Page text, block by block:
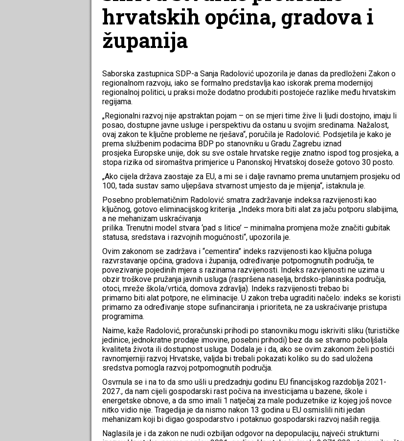
hrvatskih općina, gradova i
županija
Saborska zastupnica SDP-a Sanja Radolović upozorila je danas da predloženi Zakon o
regionalnom razvoju, iako se formalno predstavlja kao iskorak prema modernijoj
regionalnoj politici, u praksi može dodatno produbiti postojeće razlike među hrvatskim
regijama.
„Regionalni razvoj nije apstraktan pojam – on se mjeri time žive li ljudi dostojno, imaju li
posao, dostupne javne usluge i perspektivu da ostanu u svojim sredinama. Nažalost,
ovaj zakon te ključne probleme ne rješava“, poručila je Radolović. Podsjetila je kako je
prema službenim podacima BDP po stanovniku u Gradu Zagrebu iznad
prosjeka Europske unije, dok su sve ostale hrvatske regije znatno ispod tog prosjeka, a
stopa rizika od siromaštva primjerice u Panonskoj Hrvatskoj doseže gotovo 30 posto.
„Ako cijela država zaostaje za EU, a mi se i dalje ravnamo prema unutarnjem prosjeku od
100, tada sustav samo uljepšava stvarnost umjesto da je mijenja“, istaknula je.
Posebno problematičnim Radolović smatra zadržavanje indeksa razvijenosti kao
ključnog, gotovo eliminacijskog kriterija. „Indeks mora biti alat za jaču potporu slabijima,
a ne mehanizam uskraćivanja
prilika. Trenutni model stvara ‘pad s litice’ – minimalna promjena može značiti gubitak
statusa, sredstava i razvojnih mogućnosti“, upozorila je.
Ovim zakonom se zadržava i “cementira” indeks razvijenosti kao ključna poluga
razvrstavanje općina, gradova i županija, određivanje potpomognutih područja, te
povezivanje pojedinih mjera s razinama razvijenosti. Indeks razvijenosti ne uzima u
obzir troškove pružanja javnih usluga (raspršena naselja, brdsko-planinska područja,
otoci, mreže škola/vrtića, domova zdravlja). Indeks razvijenosti trebao bi
primarno biti alat potpore, ne eliminacije. U zakon treba ugraditi načelo: indeks se koristi
primarno za određivanje stope sufinanciranja i prioriteta, ne za uskraćivanje pristupa
programima.
Naime, kaže Radolović, proračunski prihodi po stanovniku mogu iskriviti sliku (turističke
jedinice, jednokratne prodaje imovine, posebni prihodi) bez da se stvarno poboljšala
kvaliteta života ili dostupnost usluga. Dodala je i da, ako se ovim zakonom želi postići
ravnomjerniji razvoj Hrvatske, valjda bi trebali pokazati koliko su do sad uložena
sredstva pomogla razvoj potpomognutih područja.
Osvrnula se i na to da smo ušli u predzadnju godinu EU financijskog razdoblja 2021-
2027., da nam cijeli gospodarski rast počiva na investicijama u bazene, škole i
energetske obnove, a da smo imali 1 natječaj za male poduzetnike iz kojeg još novce
nitko vidio nije. Tragedija je da nismo nakon 13 godina u EU osmislili niti jedan
mehanizam koji bi digao gospodarstvo i potaknuo gospodarski razvoj naših regija.
Naglasila je i da zakon ne nudi ozbiljan odgovor na depopulaciju, najveći strukturni